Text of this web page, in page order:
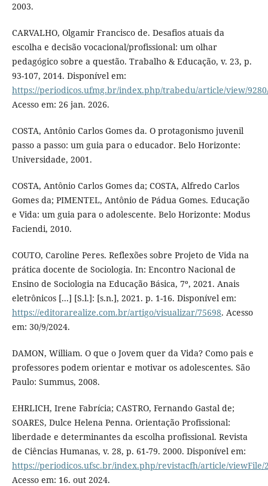
2003.
CARVALHO, Olgamir Francisco de. Desafios atuais da
escolha e decisão vocacional/profissional: um olhar
pedagógico sobre a questão. Trabalho & Educação, v. 23, p.
93-107, 2014. Disponível em:
https://periodicos.ufmg.br/index.php/trabedu/article/view/
Acesso em: 26 jan. 2026.
COSTA, Antônio Carlos Gomes da. O protagonismo juvenil
passo a passo: um guia para o educador. Belo Horizonte:
Universidade, 2001.
COSTA, Antônio Carlos Gomes da; COSTA, Alfredo Carlos
Gomes da; PIMENTEL, Antônio de Pádua Gomes. Educação
e Vida: um guia para o adolescente. Belo Horizonte: Modus
Faciendi, 2010.
COUTO, Caroline Peres. Reflexões sobre Projeto de Vida na
prática docente de Sociologia. In: Encontro Nacional de
Ensino de Sociologia na Educação Básica, 7º, 2021. Anais
eletrônicos [...] [S.l.]: [s.n.], 2021. p. 1-16. Disponível em:
https://editorarealize.com.br/artigo/visualizar/75698. Acesso
em: 30/9/2024.
DAMON, William. O que o Jovem quer da Vida? Como pais e
professores podem orientar e motivar os adolescentes. São
Paulo: Summus, 2008.
EHRLICH, Irene Fabrícia; CASTRO, Fernando Gastal de;
SOARES, Dulce Helena Penna. Orientação Profissional:
liberdade e determinantes da escolha profissional. Revista
de Ciências Humanas, v. 28, p. 61-79. 2000. Disponível em:
https://periodicos.ufsc.br/index.php/revistacfh/article/viewFile/
Acesso em: 16. out 2024.